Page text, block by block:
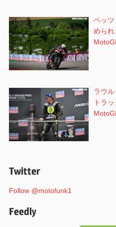
ベッ
めら
ラウ
トラ
Twitter
Follow @motofunk1
Feedly